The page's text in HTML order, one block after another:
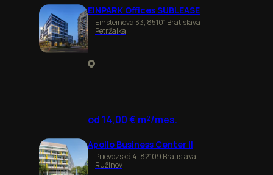
EINPARK Offices SUBLEASE
Einsteinova 33, 85101 Bratislava-
Petržalka
od 14,00 € m²/mes.
Apollo Business Center II
Prievozská 4, 82109 Bratislava-
Ružinov